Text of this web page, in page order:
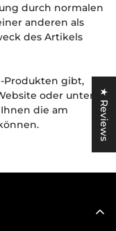
durch normalen
anderen als
des Artikels
Produkten gibt,
oder unter
die am
older? ★ Reviews